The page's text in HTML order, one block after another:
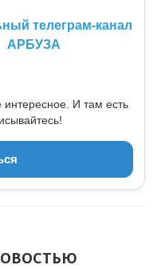
телеграм-канал
АРБУЗА
интересное. И там есть